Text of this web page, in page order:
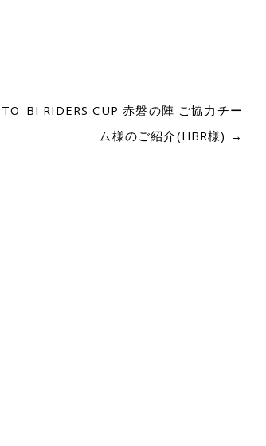
BI RIDERS CUP 赤磐の陣 ご協力チー
ム様のご紹介(HBR様) →